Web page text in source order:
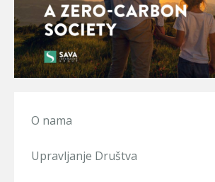
O nama
Upravljanje Društva